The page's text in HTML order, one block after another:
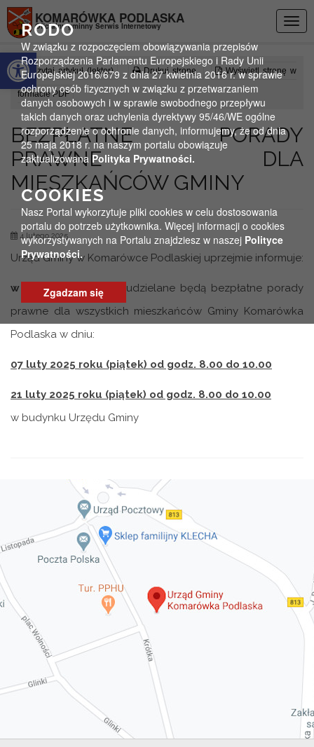
Otwórz pasek narzędzi
KOMARÓWKA PODLASKA
Oficjalny gminny Serwis Internetowy
Czytaj artykuł (lektor) Drukuj stronę Wyświetl stronę w
formacie PDF
BEZPŁATNE PORADY
PRAWNE DLA
MIESZKAŃCÓW GMINY
4 lutego 2025
Urząd Gminy w Komarówce Podlaskiej uprzejmie informuje:
w lutym 2025 roku
udzielane będą bezpłatne porady
prawne dla wszystkich mieszkańców Gminy Komarówka
Podlaska w dniu:
07 luty 2025 roku (piątek) od godz. 8.00 do 10.00
21 luty 2025 roku (piątek) od godz. 8.00 do 10.00
w budynku Urzędu Gminy
RODO
W związku z rozpoczęciem obowiązywania przepisów
Rozporządzenia Parlamentu Europejskiego i Rady Unii
Europejskiej 2016/679 z dnia 27 kwietnia 2016 r. w sprawie
ochrony osób fizycznych w związku z przetwarzaniem
danych osobowych i w sprawie swobodnego przepływu
takich danych oraz uchylenia dyrektywy 95/46/WE ogólne
rozporządzenie o ochronie danych, informujemy, że od dnia
25 maja 2018 r. na naszym portalu obowiązuje
zaktualizowana Polityka Prywatności.
COOKIES
Nasz Portal wykorzytuje pliki cookies w celu dostosowania
portalu do potrzeb użytkownika. Więcej informacji o cookies
wykorzystywanych na Portalu znajdziesz w naszej Polityce
Prywatności.
Zgadzam się